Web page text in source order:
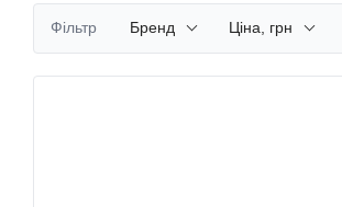
Фільтр Бренд Ціна, грн